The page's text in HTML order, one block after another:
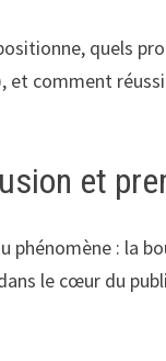
quels
comment
et
phénomène : la
le cœur du